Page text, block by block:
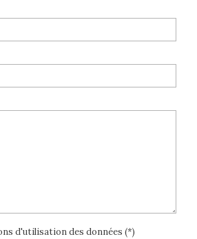
d'utilisation des données (*)